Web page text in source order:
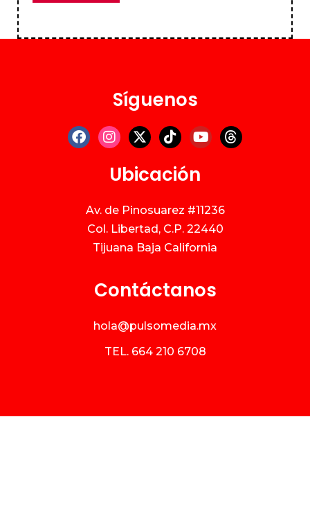
Síguenos
Ubicación
Av. de Pinosuarez #11236
Col. Libertad, C.P. 22440
Tijuana Baja California
Contáctanos
hola@pulsomedia.mx
TEL. 664 210 6708